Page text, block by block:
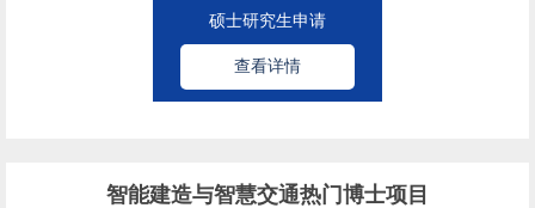
硕士研究生申请
查看详情
智能建造与智慧交通热门博士项目